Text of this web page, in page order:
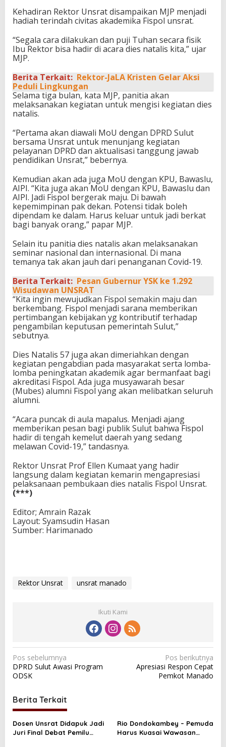
Kehadiran Rektor Unsrat disampaikan MJP menjadi
hadiah terindah civitas akademika Fispol unsrat.
“Segala cara dilakukan dan puji Tuhan secara fisik
Ibu Rektor bisa hadir di acara dies natalis kita,” ujar
MJP.
Berita Terkait: Rektor-JaLA Kristen Gelar Aksi
Peduli Lingkungan
Selama tiga bulan, kata MJP, panitia akan
melaksanakan kegiatan untuk mengisi kegiatan dies
natalis.
“Pertama akan diawali MoU dengan DPRD Sulut
bersama Unsrat untuk menunjang kegiatan
pelayanan DPRD dan aktualisasi tanggung jawab
pendidikan Unsrat,” bebernya.
Kemudian akan ada juga MoU dengan KPU, Bawaslu,
AIPI. “Kita juga akan MoU dengan KPU, Bawaslu dan
AIPI. Jadi Fispol bergerak maju. Di bawah
kepemimpinan pak dekan. Potensi tidak boleh
dipendam ke dalam. Harus keluar untuk jadi berkat
bagi banyak orang,” papar MJP.
Selain itu panitia dies natalis akan melaksanakan
seminar nasional dan internasional. Di mana
temanya tak akan jauh dari penanganan Covid-19.
Berita Terkait: Pesan Gubernur YSK ke 1.292
Wisudawan UNSRAT
“Kita ingin mewujudkan Fispol semakin maju dan
berkembang. Fispol menjadi sarana memberikan
pertimbangan kebijakan yg kontributif terhadap
pengambilan keputusan pemerintah Sulut,”
sebutnya.
Dies Natalis 57 juga akan dimeriahkan dengan
kegiatan pengabdian pada masyarakat serta lomba-
lomba peningkatan akademik agar bermanfaat bagi
akreditasi Fispol. Ada juga musyawarah besar
(Mubes) alumni Fispol yang akan melibatkan seluruh
alumni.
“Acara puncak di aula mapalus. Menjadi ajang
memberikan pesan bagi publik Sulut bahwa Fispol
hadir di tengah kemelut daerah yang sedang
melawan Covid-19,” tandasnya.
Rektor Unsrat Prof Ellen Kumaat yang hadir
langsung dalam kegiatan kemarin mengapresiasi
pelaksanaan pembukaan dies natalis Fispol Unsrat.
(***)
Editor; Amrain Razak
Layout: Syamsudin Hasan
Sumber: Harimanado
Rektor Unsrat unsrat manado
Ikuti Kami
N
a
i
g
a
Pos sebelumnya
DPRD Sulut Awasi Program
ODSK
Pos berikutnya
Apresiasi Respon Cepat
Pemkot Manado
Berita Terkait
Dosen Unsrat Didapuk Jadi
Juri Final Debat Pemilu
Rio Dondokambey – Pemuda
Harus Kuasai Wawasan